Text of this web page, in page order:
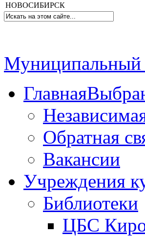
НОВОСИБИРСК
Муниципальный
Главная
Обратная
Вакансии
Учреждения
Библиотеки
ЦБС